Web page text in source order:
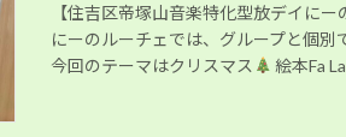
【住吉区帝塚山音楽特化型放デイにー
にーのルーチェでは、グループと個別
今回のテーマはクリスマス
絵本Fa